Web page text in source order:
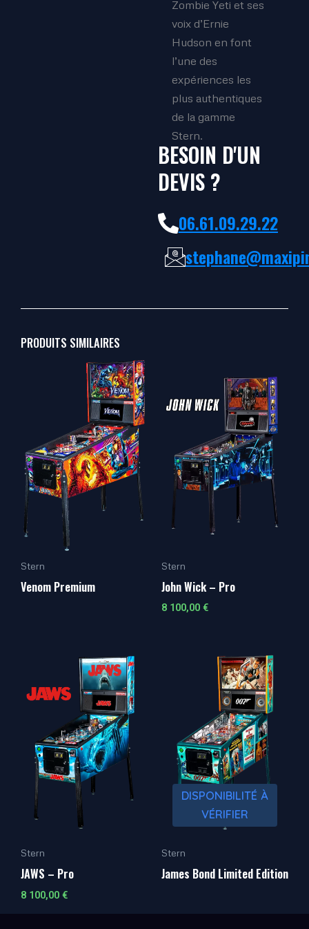
Zombie Yeti et ses
voix d’Ernie
Hudson en font
l’une des
expériences les
plus authentiques
de la gamme
Stern.
BESOIN D'UN
DEVIS ?
06.61.09.29.22
PRODUITS SIMILAIRES
Stern
Venom Premium
Stern
John Wick – Pro
8 100,00 €
Stern
JAWS – Pro
8 100,00 €
DISPONIBILITÉ À
VÉRIFIER
Stern
James Bond Limited Edition